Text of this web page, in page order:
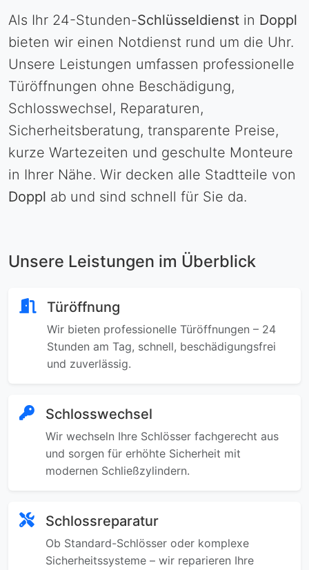
Als Ihr 24-Stunden-Schlüsseldienst in Doppl
bieten wir einen Notdienst rund um die Uhr.
Unsere Leistungen umfassen professionelle
Türöffnungen ohne Beschädigung,
Schlosswechsel, Reparaturen,
Sicherheitsberatung, transparente Preise,
kurze Wartezeiten und geschulte Monteure
in Ihrer Nähe. Wir decken alle Stadtteile von
Doppl ab und sind schnell für Sie da.
Unsere Leistungen im Überblick
Türöffnung
Wir bieten professionelle Türöffnungen – 24
Stunden am Tag, schnell, beschädigungsfrei
und zuverlässig.
Schlosswechsel
Wir wechseln Ihre Schlösser fachgerecht aus
und sorgen für erhöhte Sicherheit mit
modernen Schließzylindern.
Schlossreparatur
Ob Standard-Schlösser oder komplexe
Sicherheitssysteme – wir reparieren Ihre